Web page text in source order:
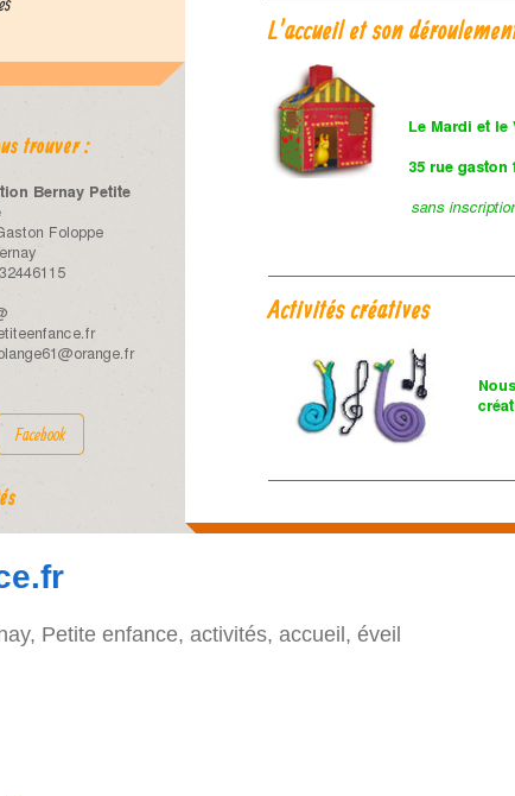
Petite enfance, activités, accueil, éveil